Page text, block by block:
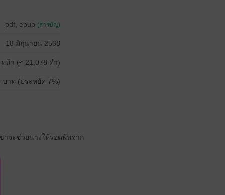
pdf, epub (สารบัญ)
18 มิถุนายน 2568
หน้า (≈ 21,078 คำ)
บาท (ประหยัด 7%)
าจะช่วยนางให้รอดพ้นจาก